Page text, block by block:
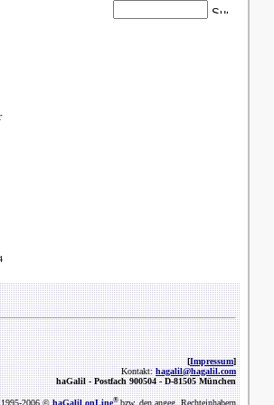
[Impressum]
Kontakt:hagalil@hagalil.com
haGalil -Postfach 900504 - D-81505 München
®